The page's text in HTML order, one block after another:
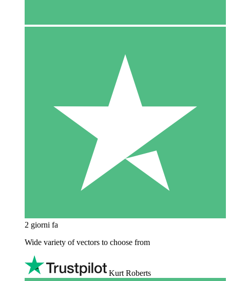
2 giorni fa
Wide variety of vectors to choose from
Kurt Roberts